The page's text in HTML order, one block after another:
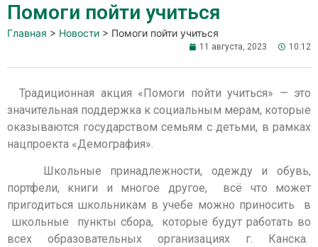
Помоги пойти учиться
Главная > Новости > Помоги пойти учиться
11 августа, 2023 10:12
Традиционная акция «Помоги пойти учиться» — это
значительная поддержка к социальным мерам, которые
оказываются государством семьям с детьми, в рамках
нацпроекта «Демография».
Школьные принадлежности, одежду и обувь,
портфели, книги и многое другое, всё что может
пригодиться школьникам в учебе можно приносить в
школьные пункты сбора, которые будут работать во
всех образовательных организациях г. Канска.